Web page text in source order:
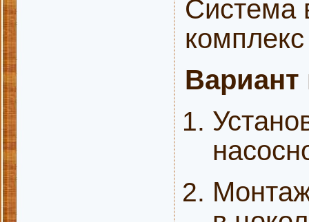
Система